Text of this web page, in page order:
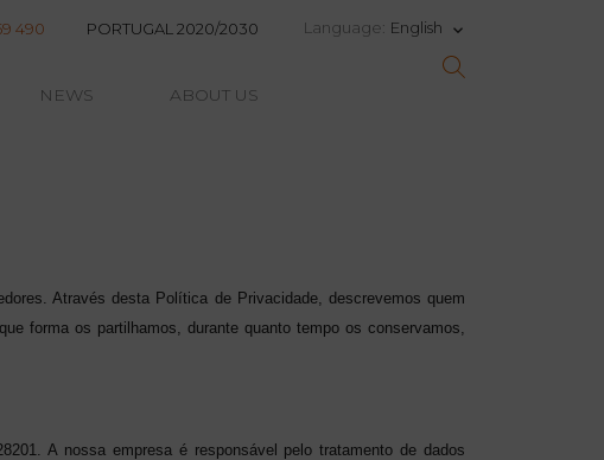
490 PORTUGAL 2020/2030 Language: English keyboard_arrow_down
NEWS ABOUT US
Através desta Política de Privacidade, descrevemos quem
forma os partilhamos, durante quanto tempo os conservamos,
A nossa empresa é responsável pelo tratamento de dados